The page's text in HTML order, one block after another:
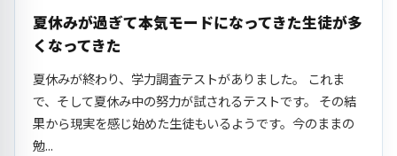
夏休みが過ぎて本気モードになってきた生徒が多
くなってきた
夏休みが終わり、学力調査テストがありました。 これま
で、そして夏休み中の努力が試されるテストです。 その結
果から現実を感じ始めた生徒もいるようです。今のままの
勉...